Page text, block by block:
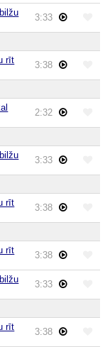
3:33
rīt 3:38
2:32
3:33
rīt 3:38
rīt 3:38
3:33
rīt 3:38